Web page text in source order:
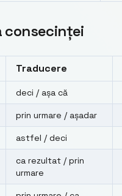
consecinței
Traducere
deci / așa că
prin urmare / așadar
astfel / deci
ca rezultat / prin
urmare